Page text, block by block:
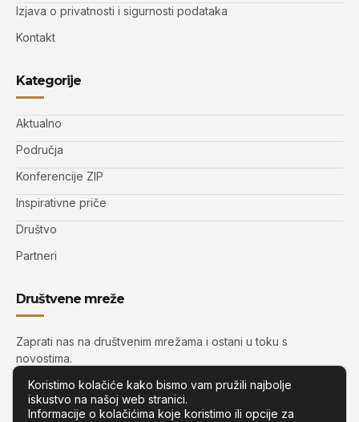
Izjava o privatnosti i sigurnosti podataka
Kontakt
Kategorije
Aktualno
Područja
Konferencije ZIP
Inspirativne priče
Društvo
Partneri
Društvene mreže
Zaprati nas na društvenim mrežama i ostani u toku s
novostima.
Koristimo kolačiće kako bismo vam pružili najbolje
iskustvo na našoj web stranici.
Informacije o kolačićima koje koristimo ili opcije za